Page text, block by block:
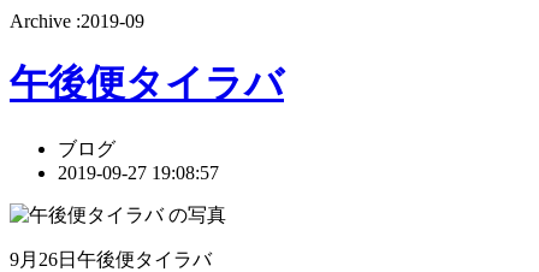
Archive :2019-09
午後便タイラバ
ブログ
2019-09-27 19:08:57
9月26日午後便タイラバ